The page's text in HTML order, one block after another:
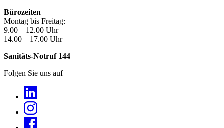
Bürozeiten
Montag bis Freitag:
9.00 – 12.00 Uhr
14.00 – 17.00 Uhr
Sanitäts-Notruf 144
Folgen Sie uns auf